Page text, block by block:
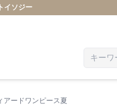
イソジー
アードワンピース夏